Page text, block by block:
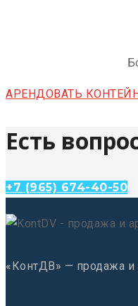
АРЕНДОВАТЬ
Есть
+7 (965) 674-40-50
«КонтДВ» — продажа и